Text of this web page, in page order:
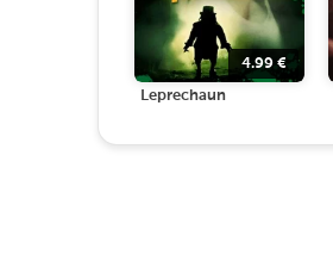
4.99€
Leprechaun